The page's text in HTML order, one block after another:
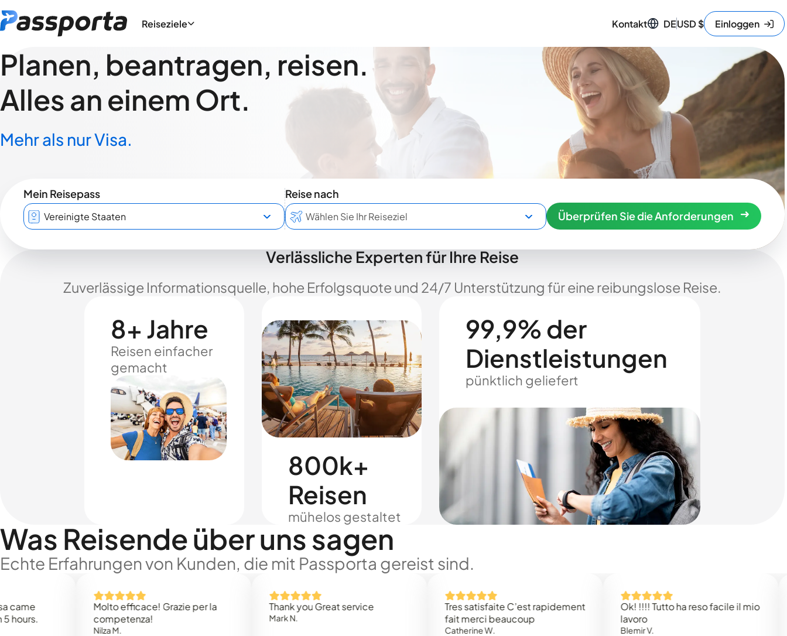
Reiseziele Kontakt DEUSD$ Einloggen
Planen, beantragen, reisen.
Alles an einem Ort.
Mehr als nur Visa.
Mein Reisepass
Reise nach
Überprüfen Sie die Anforderungen
Verlässliche Experten für Ihre Reise
Zuverlässige Informationsquelle, hohe Erfolgsquote und 24/7 Unterstützung für eine reibungslose Reise.
8+ Jahre
Reisen einfacher
gemacht
800k+
Reisen
mühelos gestaltet
99,9% der
Dienstleistungen
pünktlich geliefert
Was Reisende über uns sagen
Echte Erfahrungen von Kunden, die mit Passporta gereist sind.
Molto efficace! Grazie per la
competenza!
Thank you Great service
Tres satisfaite C’est rapidement
fait merci beaucoup
Catherine W.
Ok! !!!! Tutto ha reso facile il mio
Blemir V.